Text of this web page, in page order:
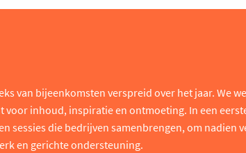
van bijeenkomsten verspreid over het jaar. We
inhoud, inspiratie en ontmoeting. In een
sessies die bedrijven samenbrengen, om nadien
en gerichte ondersteuning.